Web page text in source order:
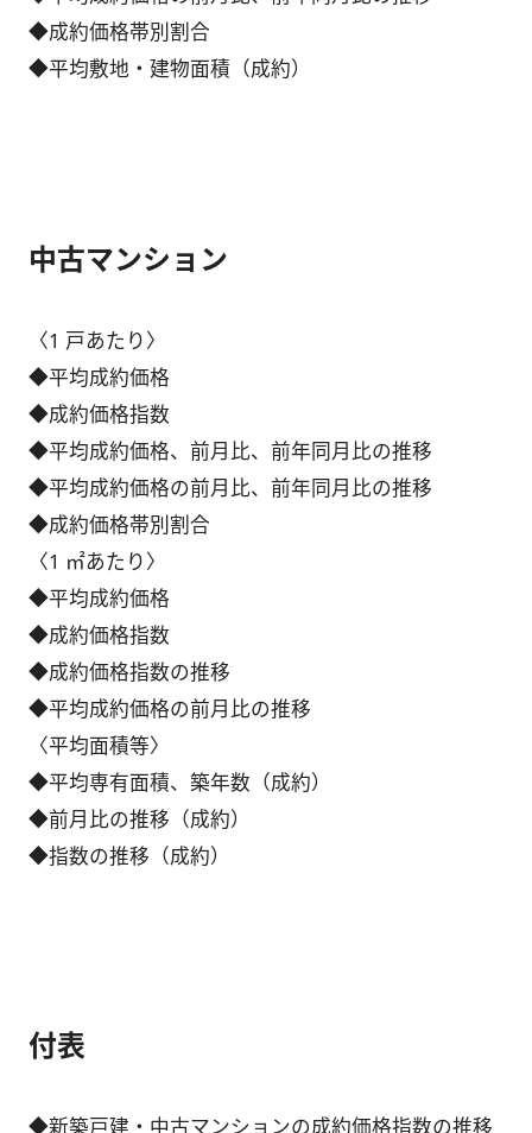
◆成約価格帯別割合
◆平均敷地・建物面積（成約）
中古マンション
〈1 戸あたり〉
◆平均成約価格
◆成約価格指数
◆平均成約価格、前月比、前年同月比の推移
◆平均成約価格の前月比、前年同月比の推移
◆成約価格帯別割合
〈1 ㎡あたり〉
◆平均成約価格
◆成約価格指数
◆成約価格指数の推移
◆平均成約価格の前月比の推移
〈平均面積等〉
◆平均専有面積、築年数（成約）
◆前月比の推移（成約）
◆指数の推移（成約）
付表
◆新築戸建・中古マンションの成約価格指数の推移